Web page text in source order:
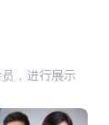
，进行展示